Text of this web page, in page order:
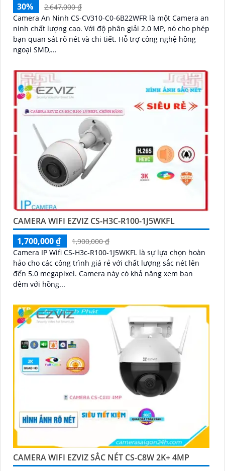
30%
2,647,000 ₫
Camera An Ninh CS-CV310-C0-6B22WFR là một Camera an
ninh chất lượng cao. Với độ phân giải 2.0 MP, nó cho phép
bạn quan sát rõ nét và chi tiết. Hỗ trợ công nghệ hồng
ngoại SMD,...
CAMERA WIFI EZVIZ CS-H3C-R100-1J5WKFL
1,700,000 ₫
1,900,000 ₫
Camera IP Wifi CS-H3c-R100-1J5WKFL là sự lựa chọn hoàn
hảo cho các công trình giá rẻ với chất lượng sắc nét lên
đến 5.0 megapixel. Camera này có khả năng xem ban
đêm với hồng...
CAMERA WIFI EZVIZ SẮC NÉT CS-C8W 2K+ 4MP